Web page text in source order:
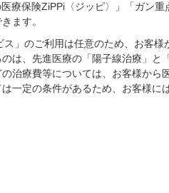
療保険ZiPPi〈ジッピ〉」「ガン重
ます。
ス」のご利用は任意のため、お客
は、先進医療の「陽子線治療」と
治療費等については、お客様から
一定の条件があるため、お客様に